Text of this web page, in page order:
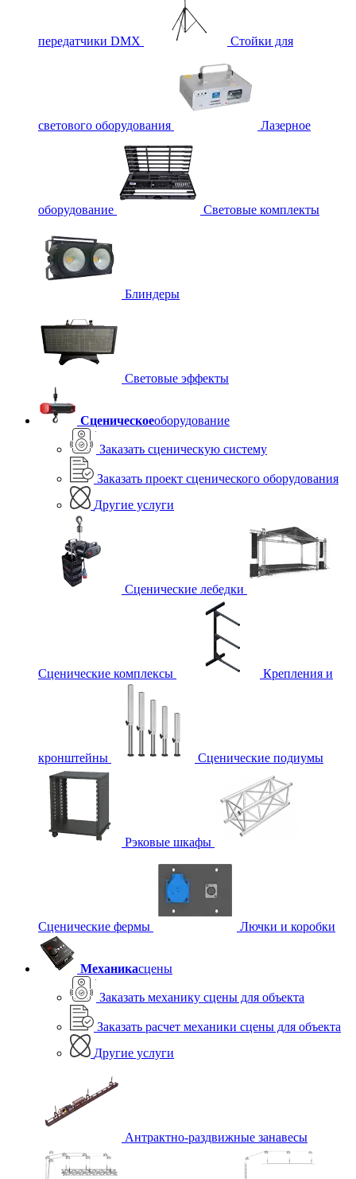
передатчики DMX Стойки для
светового оборудования Лазерное
оборудование Световые комплекты
Блиндеры
Световые эффекты
Сценическоеоборудование
Заказать сценическую систему
Заказать проект сценического оборудования
Другие услуги
Сценические лебедки
Сценические комплексы Крепления и
кронштейны Сценические подиумы
Рэковые шкафы
Сценические фермы Лючки и коробки
Механикасцены
Заказать механику сцены для объекта
Заказать расчет механики сцены для объекта
Другие услуги
Антрактно-раздвижные занавесы